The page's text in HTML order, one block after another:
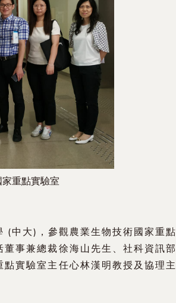
重點實驗室
(中大)，參觀農業生物技術國家重點
事兼總裁徐海山先生、社科資訊部
實驗室主任心林漢明教授及協理主